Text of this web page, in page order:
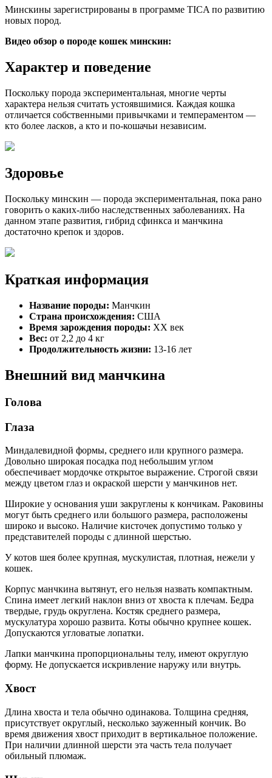
Минскины зарегистрированы в программе TICA по развитию
новых пород.
Видео обзор о породе кошек минскин:
Характер и поведение
Поскольку порода экспериментальная, многие черты
характера нельзя считать устоявшимися. Каждая кошка
отличается собственными привычками и темпераментом —
кто более ласков, а кто и по-кошачьи независим.
Здоровье
Поскольку минскин — порода экспериментальная, пока рано
говорить о каких-либо наследственных заболеваниях. На
данном этапе развития, гибрид сфинкса и манчкина
достаточно крепок и здоров.
Краткая информация
Название породы: Манчкин
Страна происхождения: США
Время зарождения породы: XX век
Вес: от 2,2 до 4 кг
Продолжительность жизни: 13-16 лет
Внешний вид манчкина
Голова
Глаза
Миндалевидной формы, среднего или крупного размера.
Довольно широкая посадка под небольшим углом
обеспечивает мордочке открытое выражение. Строгой связи
между цветом глаз и окраской шерсти у манчкинов нет.
Широкие у основания уши закруглены к кончикам. Раковины
могут быть среднего или большого размера, расположены
широко и высоко. Наличие кисточек допустимо только у
представителей породы с длинной шерстью.
У котов шея более крупная, мускулистая, плотная, нежели у
кошек.
Корпус манчкина вытянут, его нельзя назвать компактным.
Спина имеет легкий наклон вниз от хвоста к плечам. Бедра
твердые, грудь округлена. Костяк среднего размера,
мускулатура хорошо развита. Коты обычно крупнее кошек.
Допускаются угловатые лопатки.
Лапки манчкина пропорциональны телу, имеют округлую
форму. Не допускается искривление наружу или внутрь.
Хвост
Длина хвоста и тела обычно одинакова. Толщина средняя,
присутствует округлый, несколько зауженный кончик. Во
время движения хвост приходит в вертикальное положение.
При наличии длинной шерсти эта часть тела получает
обильный плюмаж.